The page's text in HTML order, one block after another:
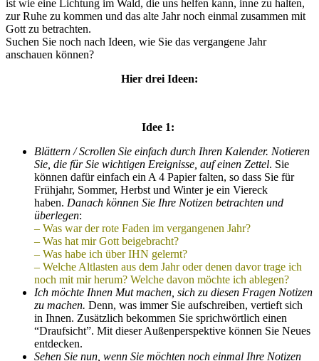
ist wie eine Lichtung im Wald, die uns helfen kann, inne zu halten,
zur Ruhe zu kommen und das alte Jahr noch einmal zusammen mit
Gott zu betrachten.
Suchen Sie noch nach Ideen, wie Sie das vergangene Jahr
anschauen können?
Hier drei Ideen:
Idee 1:
Blättern / Scrollen Sie einfach durch Ihren Kalender. Notieren
Sie, die für Sie wichtigen Ereignisse, auf einen Zettel. Sie
können dafür einfach ein A 4 Papier falten, so dass Sie für
Frühjahr, Sommer, Herbst und Winter je ein Viereck
haben. Danach können Sie Ihre Notizen betrachten und
überlegen:
– Was war der rote Faden im vergangenen Jahr?
– Was hat mir Gott beigebracht?
– Was habe ich über IHN gelernt?
– Welche Altlasten aus dem Jahr oder denen davor trage ich
noch mit mir herum? Welche davon möchte ich ablegen?
Ich möchte Ihnen Mut machen, sich zu diesen Fragen Notizen
zu machen. Denn, was immer Sie aufschreiben, vertieft sich
in Ihnen. Zusätzlich bekommen Sie sprichwörtlich einen
“Draufsicht”. Mit dieser Außenperspektive können Sie Neues
entdecken.
Sehen Sie nun, wenn Sie möchten noch einmal Ihre Notizen